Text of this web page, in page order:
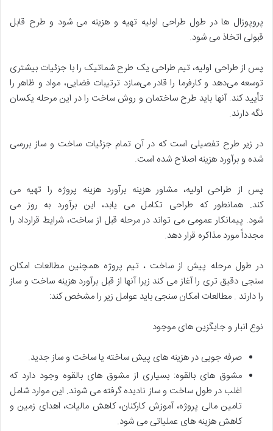
پروپوزال ها در طول طراحی اولیه تهیه و هزینه می شود و طرح قابل
قبولی اتخاذ می شود.
پس از طراحی اولیه، تیم طراحی یک طرح شماتیک را با جزئیات بیشتری
توسعه می‌دهد و کارفرما را قادر می‌سازد ترتیبات فضایی، مواد و ظاهر را
تأیید کند. آنها باید طرح ساختمان و روش ساخت را در این مرحله یکسان
نگه دارند.
در زیر طرح تفصیلی است که در آن تمام جزئیات ساخت و ساز بررسی
شده و برآورد هزینه اصلاح شده است.
پس از طراحی اولیه، مشاور هزینه برآورد هزینه پروژه را تهیه می
کند. همانطور که طراحی تکامل می یابد، این برآورد به روز می
شود. پیمانکار عمومی می تواند در مرحله قبل از ساخت، شرایط قرارداد را
مجدداً مورد مذاکره قرار دهد.
در طول مرحله پیش از ساخت ، تیم پروژه همچنین مطالعات امکان
سنجی دقیق تری را آغاز می کند زیرا آنها از قبل برآورد هزینه ساخت و ساز
را دارند . مطالعات امکان سنجی باید عوامل زیر را مشخص کند:
نوع انبار و جایگزین های موجود
صرفه جویی در هزینه های پیش ساخته یا ساخت و ساز جدید.
مشوق های بالقوه: بسیاری از مشوق های بالقوه وجود دارد که
اغلب در طول ساخت و ساز نادیده گرفته می شوند. این موارد شامل
تامین مالی پروژه، آموزش کارکنان، کاهش مالیات، اهدای زمین و
کاهش هزینه های عملیاتی می شود.